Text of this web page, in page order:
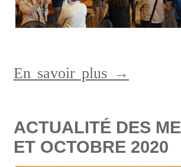
En savoir plus →
ACTUALITÉ DES
ET OCTOBRE 2020